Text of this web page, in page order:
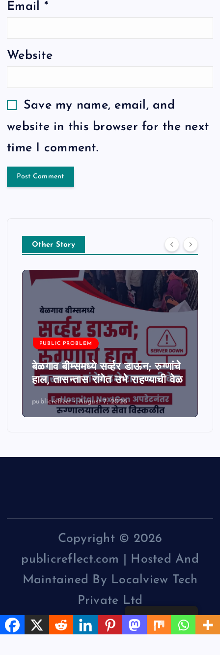
Email *
Website
Save my name, email, and
website in this browser for the next
time I comment.
Other Story
PUBLIC PROBLEM
बेळगाव बीम्समध्ये सर्व्हर डाऊन; रुग्णांचे
हाल, तासन्तास रांगेत उभे राहण्याची वेळ
publicreflect August 7, 2026
Copyright © 2026
publicreflect.com | Hosted And
Maintained By Localview Tech
Private Ltd
English